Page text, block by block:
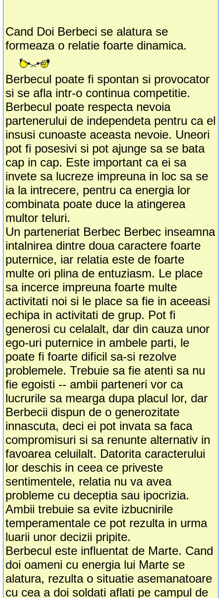
Cand Doi Berbeci se alatura se
formeaza o relatie foarte dinamica.
Berbecul poate fi spontan si provocator
si se afla intr-o continua competitie.
Berbecul poate respecta nevoia
partenerului de independeta pentru ca el
insusi cunoaste aceasta nevoie. Uneori
pot fi posesivi si pot ajunge sa se bata
cap in cap. Este important ca ei sa
invete sa lucreze impreuna in loc sa se
ia la intrecere, pentru ca energia lor
combinata poate duce la atingerea
multor teluri.
Un parteneriat Berbec Berbec inseamna
intalnirea dintre doua caractere foarte
puternice, iar relatia este de foarte
multe ori plina de entuziasm. Le place
sa incerce impreuna foarte multe
activitati noi si le place sa fie in aceeasi
echipa in activitati de grup. Pot fi
generosi cu celalalt, dar din cauza unor
ego-uri puternice in ambele parti, le
poate fi foarte dificil sa-si rezolve
problemele. Trebuie sa fie atenti sa nu
fie egoisti -- ambii parteneri vor ca
lucrurile sa mearga dupa placul lor, dar
Berbecii dispun de o generozitate
innascuta, deci ei pot invata sa faca
compromisuri si sa renunte alternativ in
favoarea celuilalt. Datorita caracterului
lor deschis in ceea ce priveste
sentimentele, relatia nu va avea
probleme cu deceptia sau ipocrizia.
Ambii trebuie sa evite izbucnirile
temperamentale ce pot rezulta in urma
luarii unor decizii pripite.
Berbecul este influentat de Marte. Cand
doi oameni cu energia lui Marte se
alatura, rezulta o situatie asemanatoare
cu cea a doi soldati aflati pe campul de